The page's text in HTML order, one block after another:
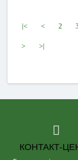
|< < 2
> >|
КОНТАКТ-